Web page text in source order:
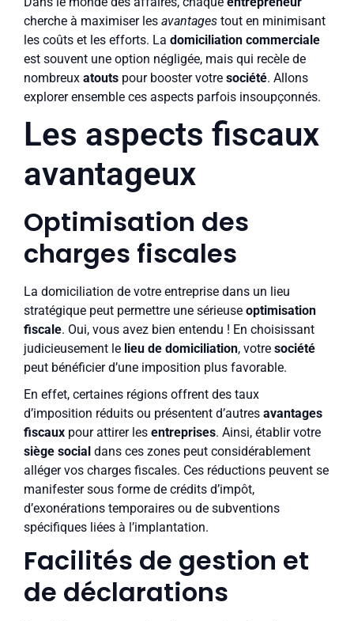
cherche à maximiser les avantages tout en minimisant
les coûts et les efforts. La domiciliation commerciale
est souvent une option négligée, mais qui recèle de
nombreux atouts pour booster votre société. Allons
explorer ensemble ces aspects parfois insoupçonnés.
Les aspects fiscaux
avantageux
Optimisation des
charges fiscales
La domiciliation de votre entreprise dans un lieu
stratégique peut permettre une sérieuse optimisation
fiscale. Oui, vous avez bien entendu ! En choisissant
judicieusement le lieu de domiciliation, votre société
peut bénéficier d’une imposition plus favorable.
En effet, certaines régions offrent des taux
d’imposition réduits ou présentent d’autres avantages
fiscaux pour attirer les entreprises. Ainsi, établir votre
siège social dans ces zones peut considérablement
alléger vos charges fiscales. Ces réductions peuvent se
manifester sous forme de crédits d’impôt,
d’exonérations temporaires ou de subventions
spécifiques liées à l’implantation.
Facilités de gestion et
de déclarations